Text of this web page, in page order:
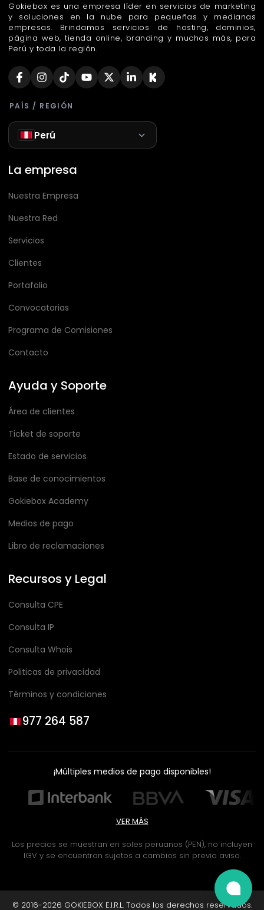
Gokiebox es una empresa líder en servicios de marketing
y soluciones en la nube para pequeñas y medianas
empresas. Brindamos servicios de hosting, dominios,
página web, tienda online, branding y muchos más, para
Perú y toda la región.
PAÍS / REGIÓN
Perú
La empresa
Nuestra Empresa
Nuestra Red
Servicios
Clientes
Portafolio
Convocatorias
Programa de Comisiones
Contacto
Ayuda y Soporte
Área de clientes
Ticket de soporte
Estado de servicios
Base de conocimientos
Gokiebox Academy
Medios de pago
Libro de reclamaciones
Recursos y Legal
Consulta CPE
Consulta IP
Consulta Whois
Politicas de privacidad
Términos y condiciones
977 264 587
¡Múltiples medios de pago disponibles!
VER MÁS
Los precios se muestran en soles peruanos (PEN), no incluyen
IGV y se encuentran sujetos a cambios sin previo aviso.
© 2016-2026 GOKIEBOX E.I.R.L. Todos los derechos reservados.